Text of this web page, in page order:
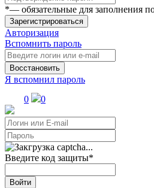
*— обязательные для заполнения
Зарегистрироваться
Авторизация
Вспомнить пароль
Восстановить
Я вспомнил пароль
0
0
Введите код защиты*
Войти